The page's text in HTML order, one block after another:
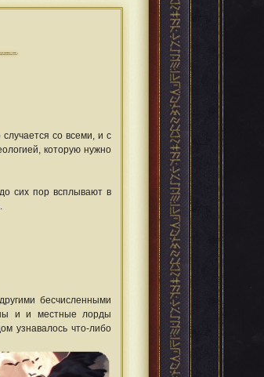
со всеми, и с
которую нужно
сих пор всплывают в
бесчисленными
и и местные лорды
узнавалось что-либо